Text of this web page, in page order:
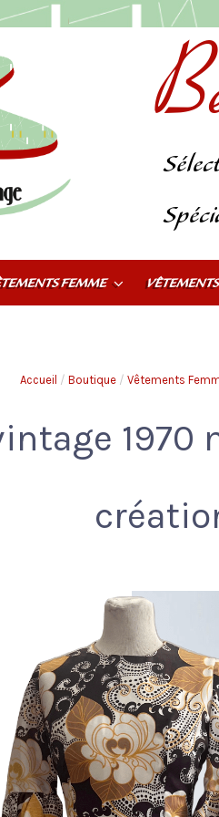
FEMME
Accueil / Boutique/ Vêtements